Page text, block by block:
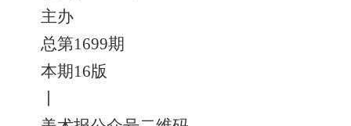
主办
总第1699期
本期16版